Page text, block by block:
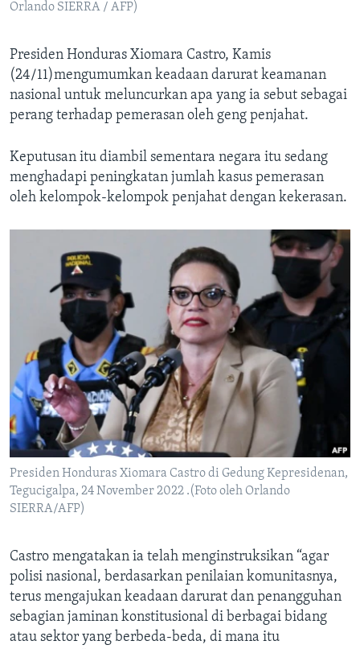
Orlando SIERRA / AFP)
Presiden Honduras Xiomara Castro, Kamis
(24/11)mengumumkan keadaan darurat keamanan
nasional untuk meluncurkan apa yang ia sebut sebagai
perang terhadap pemerasan oleh geng penjahat.
Keputusan itu diambil sementara negara itu sedang
menghadapi peningkatan jumlah kasus pemerasan
oleh kelompok-kelompok penjahat dengan kekerasan.
Presiden Honduras Xiomara Castro di Gedung Kepresidenan,
Tegucigalpa, 24 November 2022 .(Foto oleh Orlando
SIERRA/AFP)
Castro mengatakan ia telah menginstruksikan “agar
polisi nasional, berdasarkan penilaian komunitasnya,
terus mengajukan keadaan darurat dan penangguhan
sebagian jaminan konstitusional di berbagai bidang
atau sektor yang berbeda-beda, di mana itu